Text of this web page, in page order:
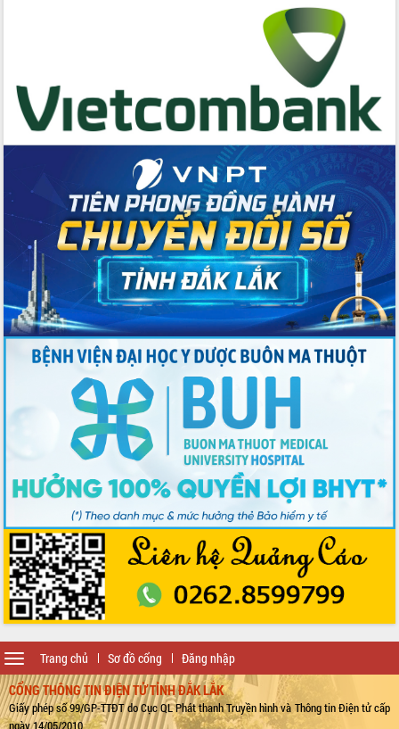
Trang chủ Sơ đồ cổng Đăng nhập
Toggle
navigation
CỔNG THÔNG TIN ĐIỆN TỬ TỈNH ĐẮK LẮK
Giấy phép số 99/GP-TTĐT do Cục QL Phát thanh Truyền hình và Thông tin Điện tử cấp
ngày 14/05/2010